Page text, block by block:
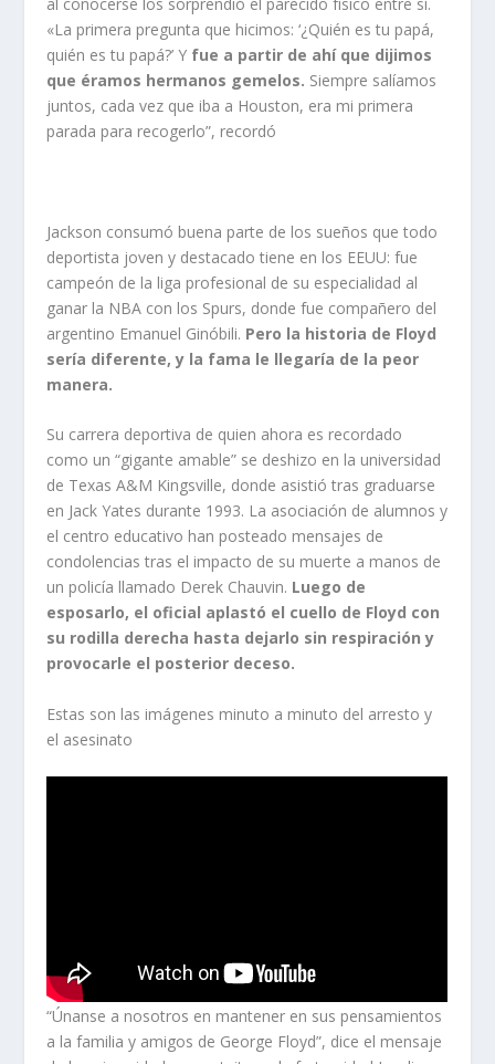
«La primera pregunta que hicimos: ‘¿Quién es tu papá,
quién es tu papá?’ Y fue a partir de ahí que dijimos
que éramos hermanos gemelos. Siempre salíamos
juntos, cada vez que iba a Houston, era mi primera
parada para recogerlo”, recordó
Jackson consumó buena parte de los sueños que todo
deportista joven y destacado tiene en los EEUU: fue
campeón de la liga profesional de su especialidad al
ganar la NBA con los Spurs, donde fue compañero del
argentino Emanuel Ginóbili. Pero la historia de Floyd
sería diferente, y la fama le llegaría de la peor
manera.
Su carrera deportiva de quien ahora es recordado
como un “gigante amable” se deshizo en la universidad
de Texas A&M Kingsville, donde asistió tras graduarse
en Jack Yates durante 1993. La asociación de alumnos y
el centro educativo han posteado mensajes de
condolencias tras el impacto de su muerte a manos de
un policía llamado Derek Chauvin. Luego de
esposarlo, el oficial aplastó el cuello de Floyd con
su rodilla derecha hasta dejarlo sin respiración y
provocarle el posterior deceso.
Estas son las imágenes minuto a minuto del arresto y
el asesinato
“Únanse a nosotros en mantener en sus pensamientos
a la familia y amigos de George Floyd”, dice el mensaje